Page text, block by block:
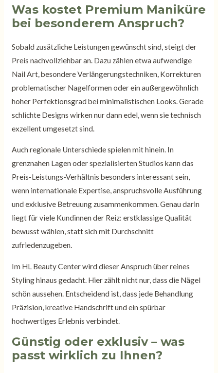
Was kostet Premium Maniküre
bei besonderem Anspruch?
Sobald zusätzliche Leistungen gewünscht sind, steigt der
Preis nachvollziehbar an. Dazu zählen etwa aufwendige
Nail Art, besondere Verlängerungstechniken, Korrekturen
problematischer Nagelformen oder ein außergewöhnlich
hoher Perfektionsgrad bei minimalistischen Looks. Gerade
schlichte Designs wirken nur dann edel, wenn sie technisch
exzellent umgesetzt sind.
Auch regionale Unterschiede spielen mit hinein. In
grenznahen Lagen oder spezialisierten Studios kann das
Preis-Leistungs-Verhältnis besonders interessant sein,
wenn internationale Expertise, anspruchsvolle Ausführung
und exklusive Betreuung zusammenkommen. Genau darin
liegt für viele Kundinnen der Reiz: erstklassige Qualität
bewusst wählen, statt sich mit Durchschnitt
zufriedenzugeben.
Im HL Beauty Center wird dieser Anspruch über reines
Styling hinaus gedacht. Hier zählt nicht nur, dass die Nägel
schön aussehen. Entscheidend ist, dass jede Behandlung
Präzision, kreative Handschrift und ein spürbar
hochwertiges Erlebnis verbindet.
Günstig oder exklusiv – was
passt wirklich zu Ihnen?